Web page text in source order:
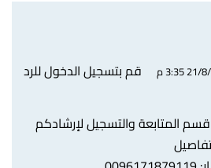
3:35 م
قم بتسجيل الدخول للرد
المتابعة والتسجيل لإرشادكم